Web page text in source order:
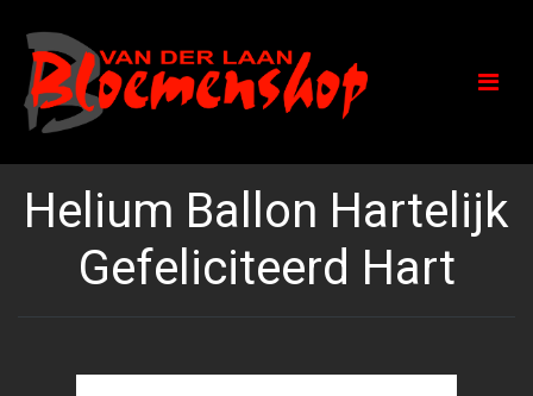
Helium Ballon Hartelijk
Gefeliciteerd Hart